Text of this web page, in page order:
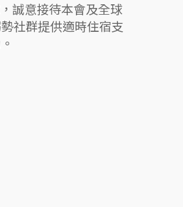
誠意接待本會及全球
社群提供適時住宿支